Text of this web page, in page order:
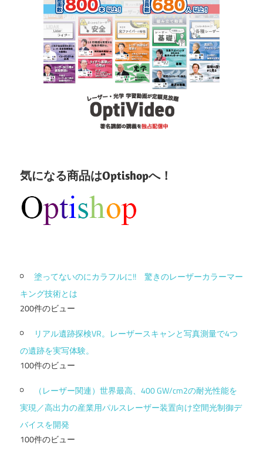
気になる商品はOptishopへ！
塗ってないのにカラフルに!! 驚きのレーザーカラーマー
キング技術とは
200件のビュー
リアル遺跡探検VR。レーザースキャンと写真測量で4つ
の遺跡を実写体験。
100件のビュー
（レーザー関連）世界最高、400 GW/cm2の耐光性能を
実現／高出力の産業用パルスレーザー装置向け空間光制御デ
バイスを開発
100件のビュー